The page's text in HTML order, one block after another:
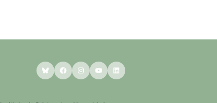
BlueskyFacebookInstagram
YouTubeLinkedIn